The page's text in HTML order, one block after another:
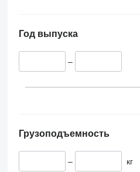
Год выпуска
–
Грузоподъемность
– кг